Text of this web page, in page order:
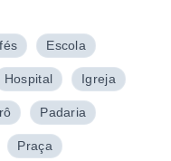
Escola
Hospital Igreja
Padaria
Praça